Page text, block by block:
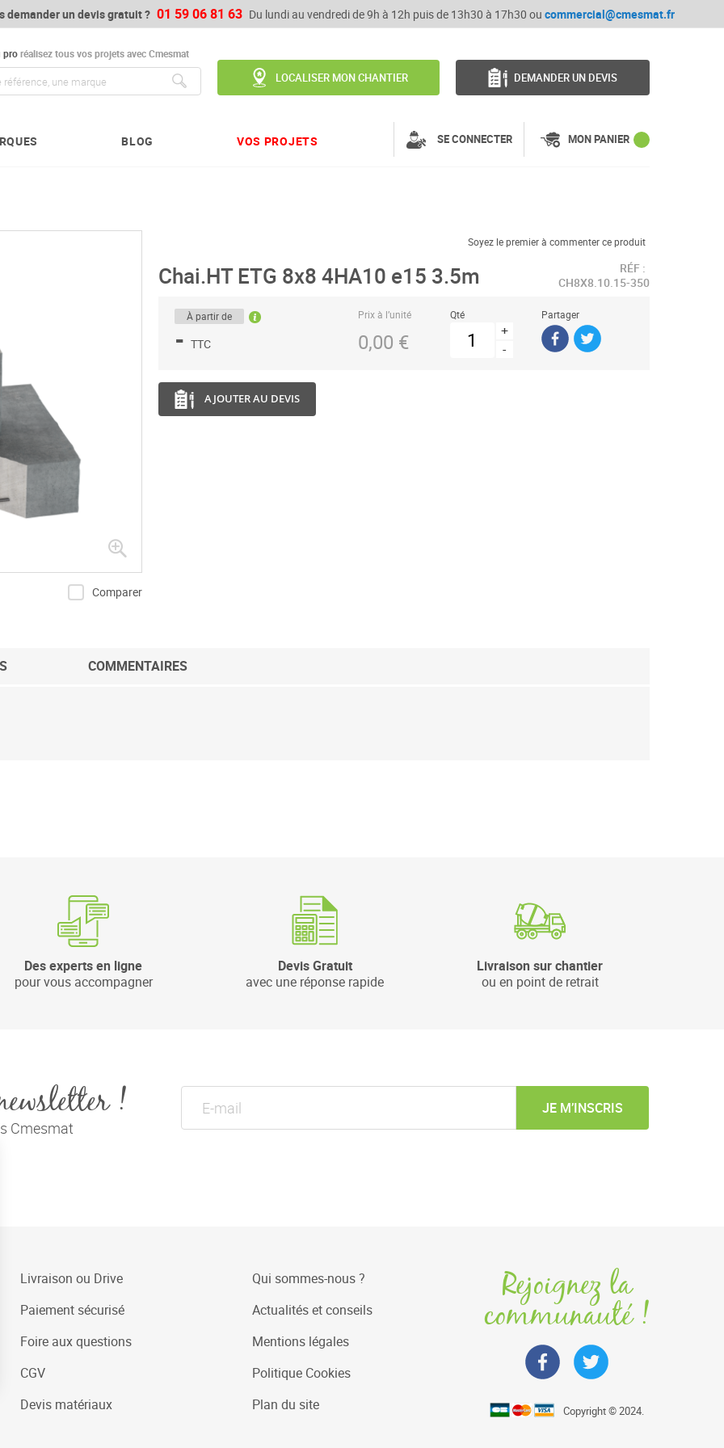
demander un devis gratuit ? 01 59 06 81 63 Du lundi au vendredi de 9h à 12h puis de 13h30 à 17h30 ou commercial@cmesmat.fr
proréalisez tous vos projets avec Cmesmat
LOCALISER MON CHANTIER DEMANDER UN DEVIS
BLOG VOS PROJETS SE CONNECTER MON PANIER
Comparer
Soyez le premier à commenter ce produit
Chai.HT ETG 8x8 4HA10 e15 3.5m
RÉF :
CH8X8.10.15-350
À partir de
- TTC
Prix à l’unité
0,00 €
Qté
+
-
Partager
AJOUTER AU DEVIS
COMMENTAIRES
Des experts en ligne
pour vous accompagner
Devis Gratuit
avec une réponse rapide
Livraison sur chantier
ou en point de retrait
!
Cmesmat
JE M’INSCRIS
Livraison ou Drive
Paiement sécurisé
Foire aux questions
CGV
Devis matériaux
Qui sommes-nous ?
Actualités et conseils
Mentions légales
Politique Cookies
Plan du site
Rejoignez la
communauté !
Copyright © 2024.